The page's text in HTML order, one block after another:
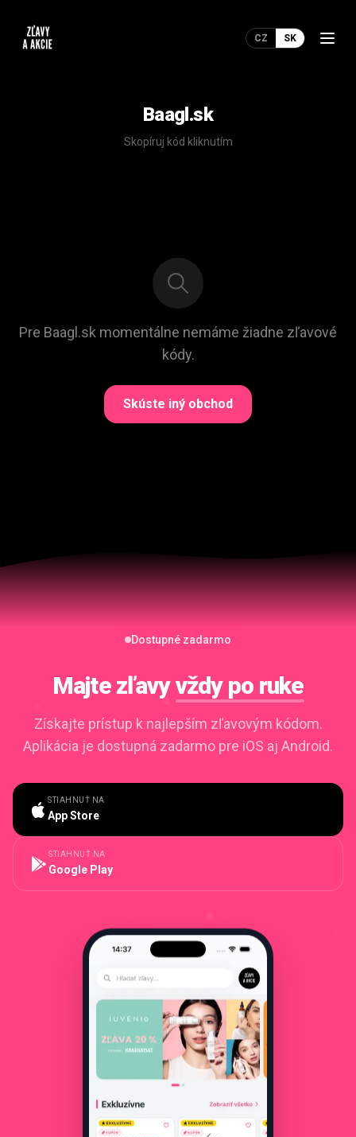
CZ SK
Baagl.sk
Skopíruj kód kliknutím
Pre Baagl.sk momentálne nemáme žiadne zľavové
kódy.
Skúste iný obchod
Dostupné zadarmo
Majte zľavyvždy po ruke
Získajte prístup k najlepším zľavovým kódom.
Aplikácia je dostupná zadarmo pre iOS aj Android.
STIAHNUŤ NA
App Store
STIAHNUŤ NA
Google Play